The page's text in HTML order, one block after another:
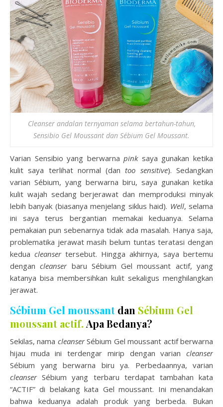
Cleanser andalan ternyaman selama bertahun-tahun,
Sensibio Gel Moussant dan Sébium Gel Moussant.
Varian Sensibio yang berwarnapinksaya gunakan ketika
kulit saya terlihat normal (dantoo sensitive). Sedangkan
varian Sébium, yang berwarna biru, saya gunakan ketika
kulit wajah sedang berjerawat dan memproduksi minyak
lebih banyak (biasanya menjelang siklus haid). Well, selama
ini saya terus bergantian memakai keduanya. Selama
pemakaian pun sebenarnya tidak ada masalah. Hanya saja,
problematika jerawat masih belum tuntas teratasi dengan
kedua cleansertersebut. Hingga akhirnya, saya bertemu
dengancleanserbaru Sébium Gel moussant actif, yang
katanya bisa membersihkan kulit sekaligus menghilangkan
jerawat.
Sébium Gel moussant dan Sébium Gel
moussant actif.Apa Bedanya?
Sekilas, nama cleanserSébium Gel moussant actif berwarna
hijau muda ini terdengar mirip dengan varian cleanser
Sébium yang berwarna biru ya. Perbedaannya, varian
cleanserSébium yang terbaru terdapat tambahan kata
“ACTIF” di belakang kata Gel moussant. Ini menandakan
bahwa keduanya adalah produk yang berbeda. Bukan